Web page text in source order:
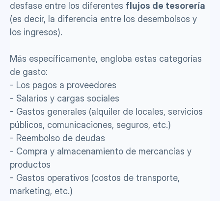
desfase entre los diferentes
(es decir, la diferencia entre los desembolsos y
los ingresos).
Más específicamente, engloba estas categorías
de gasto:
- Los pagos a proveedores
- Salarios y cargas sociales
- Gastos generales (alquiler de locales, servicios
públicos, comunicaciones, seguros, etc.)
- Reembolso de deudas
- Compra y almacenamiento de mercancías y
productos
- Gastos operativos (costos de transporte,
marketing, etc.)